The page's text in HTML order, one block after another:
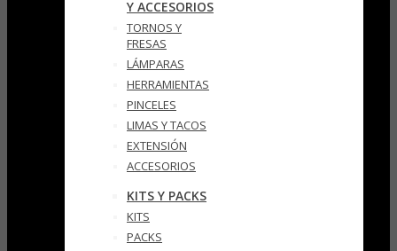
Y ACCESORIOS
TORNOS Y
FRESAS
LÁMPARAS
HERRAMIENTAS
PINCELES
LIMAS Y TACOS
EXTENSIÓN
ACCESORIOS
KITS Y PACKS
KITS
PACKS